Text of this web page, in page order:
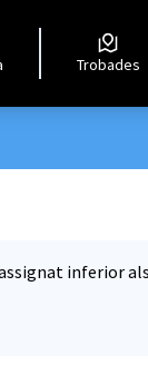
Trobades
inferior als